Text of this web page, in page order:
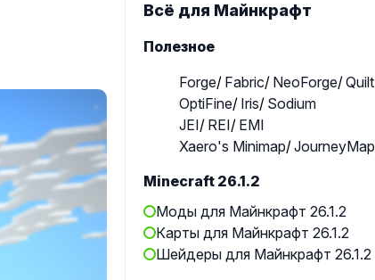
Всё для Майнкрафт
Полезное
Forge Fabric NeoForge Quilt
OptiFine Iris Sodium
JEI REI EMI
Xaero's Minimap JourneyMap
Minecraft 26.1.2
Моды для Майнкрафт 26.1.2
Карты для Майнкрафт 26.1.2
Шейдеры для Майнкрафт 26.1.2